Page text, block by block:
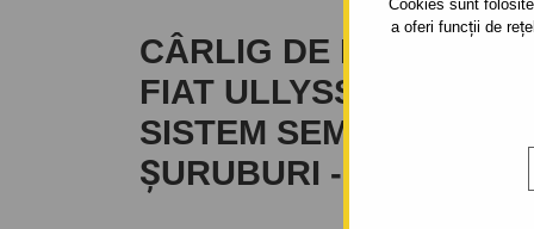
Cookies sunt
a oferi funcții de
CÂRLIG DE
FIAT ULLYSSE - 5UŞI,
SISTEM
ŞURUBURI - DIN 2002